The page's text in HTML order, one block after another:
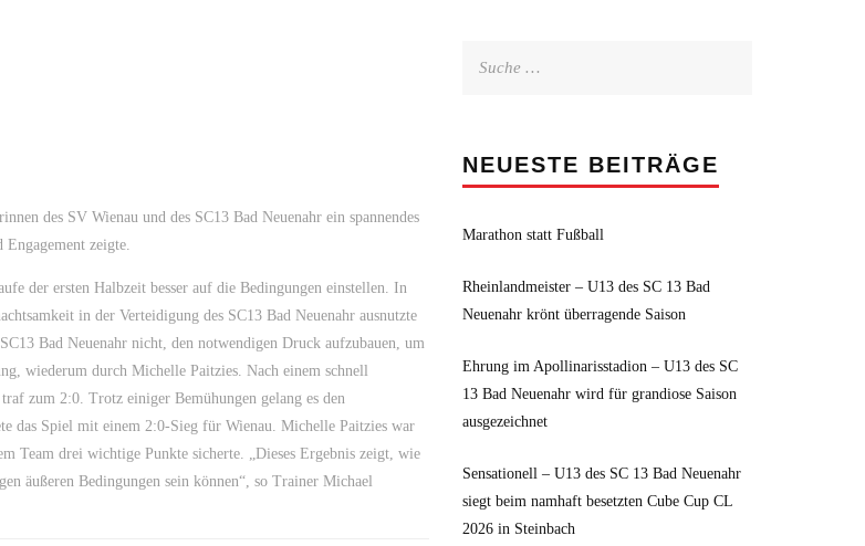
des SV Wienau und des SC13 Bad Neuenahr ein spannendes
zeigte.
der ersten Halbzeit besser auf die Bedingungen einstellen. In
in der Verteidigung des SC13 Bad Neuenahr ausnutzte
Bad Neuenahr nicht, den notwendigen Druck aufzubauen, um
wiederum durch Michelle Paitzies. Nach einem schnell
zum 2:0. Trotz einiger Bemühungen gelang es den
das Spiel mit einem 2:0-Sieg für Wienau. Michelle Paitzies war
Team drei wichtige Punkte sicherte. „Dieses Ergebnis zeigt, wie
äußeren Bedingungen sein können“, so Trainer Michael
NEUESTE BEITRÄGE
Marathon statt Fußball
Rheinlandmeister – U13 des SC 13 Bad
Neuenahr krönt überragende Saison
Ehrung im Apollinarisstadion – U13 des SC
13 Bad Neuenahr wird für grandiose Saison
ausgezeichnet
Sensationell – U13 des SC 13 Bad Neuenahr
siegt beim namhaft besetzten Cube Cup CL
2026 in Steinbach